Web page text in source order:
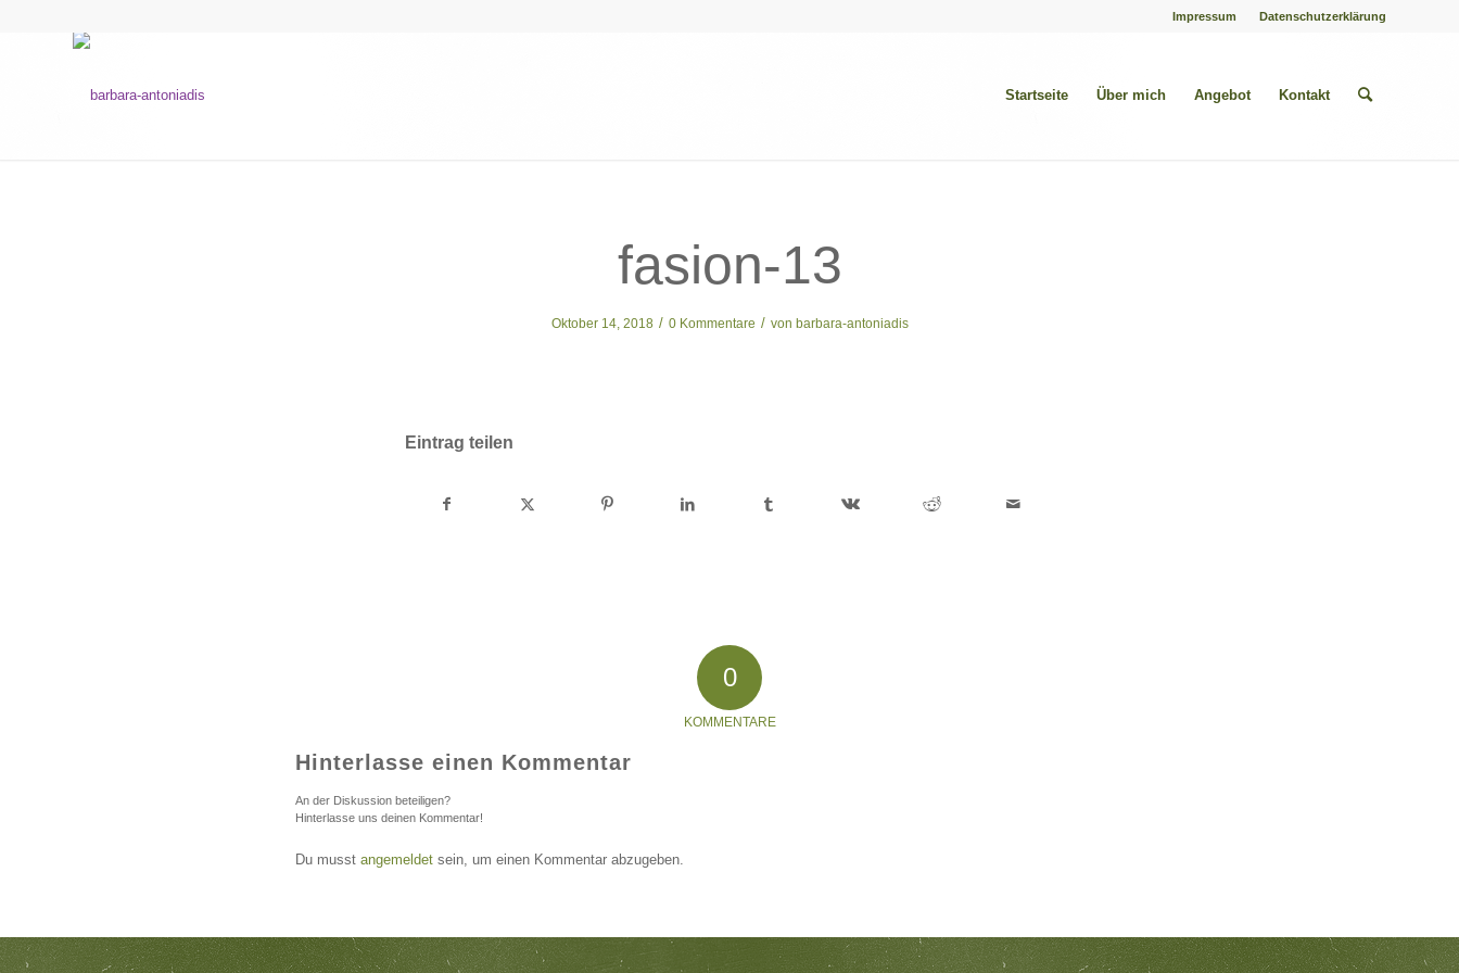
Impressum Datenschutzerklärung
Startseite Über mich Angebot Kontakt
fasion-13
Oktober 14, 2018 / 0 Kommentare / von barbara-antoniadis
Eintrag teilen
0
KOMMENTARE
Hinterlasse einen Kommentar
An der Diskussion beteiligen?
Hinterlasse uns deinen Kommentar!
Du musst angemeldet sein, um einen Kommentar abzugeben.